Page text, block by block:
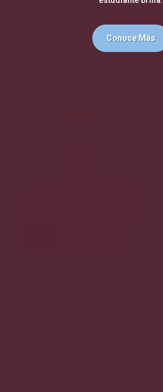
Conoce Más